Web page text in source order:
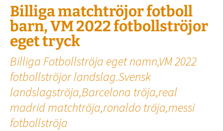
Billiga matchtröjor fotboll
barn, VM 2022 fotbollströjor
eget tryck
Billiga Fotbollströja eget namn,VM 2022
fotbollströjor landslag.Svensk
landslagströja,Barcelona tröja,real
madrid matchtröja,ronaldo tröja,messi
fotbollströja